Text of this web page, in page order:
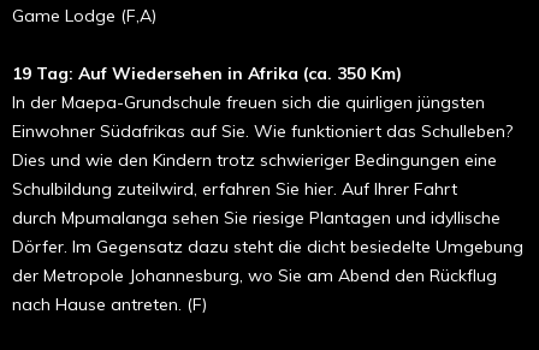
Game Lodge (F,A)
19 Tag: Auf Wiedersehen in Afrika (ca. 350 Km)
In der Maepa-Grundschule freuen sich die quirligen jüngsten
Einwohner Südafrikas auf Sie. Wie funktioniert das Schulleben?
Dies und wie den Kindern trotz schwieriger Bedingungen eine
Schulbildung zuteilwird, erfahren Sie hier. Auf Ihrer Fahrt
durch Mpumalanga sehen Sie riesige Plantagen und idyllische
Dörfer. Im Gegensatz dazu steht die dicht besiedelte Umgebung
der Metropole Johannesburg, wo Sie am Abend den Rückflug
nach Hause antreten. (F)